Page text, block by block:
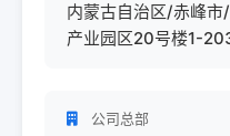
内蒙古自治区/赤峰
产业园区20号楼1-
公司总部